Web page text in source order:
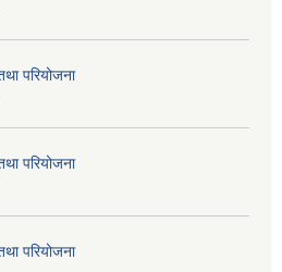
परियोजना
परियोजना
परियोजना